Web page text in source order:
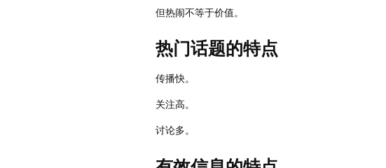
但热闹不等于价值。
热门话题的特点
传播快。
关注高。
讨论多。